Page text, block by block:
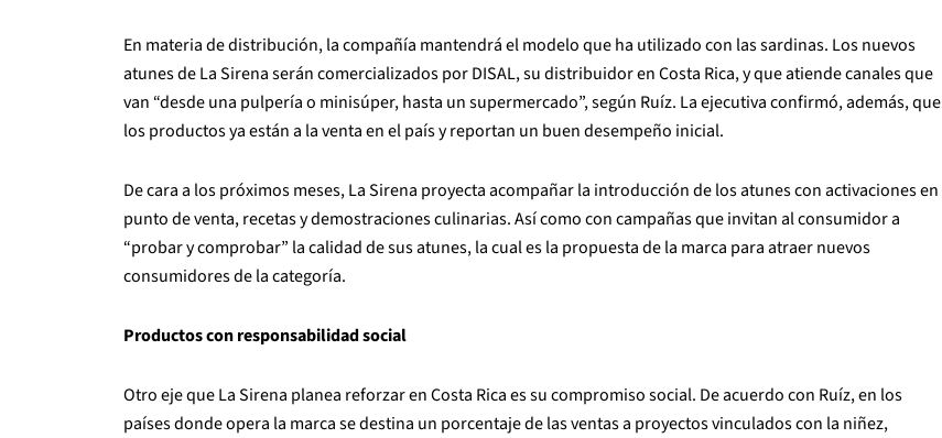
En materia de distribución, la compañía mantendrá el modelo que ha utilizado con las sardinas. Los nuevos
atunes de La Sirena serán comercializados por DISAL, su distribuidor en Costa Rica, y que atiende canales que
van “desde una pulpería o minisúper, hasta un supermercado”, según Ruíz. La ejecutiva confirmó, además, que
los productos ya están a la venta en el país y reportan un buen desempeño inicial.
De cara a los próximos meses, La Sirena proyecta acompañar la introducción de los atunes con activaciones en
punto de venta, recetas y demostraciones culinarias. Así como con campañas que invitan al consumidor a
“probar y comprobar” la calidad de sus atunes, la cual es la propuesta de la marca para atraer nuevos
consumidores de la categoría.
Productos con responsabilidad social
Otro eje que La Sirena planea reforzar en Costa Rica es su compromiso social. De acuerdo con Ruíz, en los
países donde opera la marca se destina un porcentaje de las ventas a proyectos vinculados con la niñez,